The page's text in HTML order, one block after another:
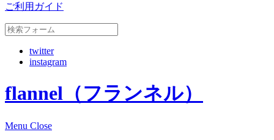
ご利用ガイド
twitter
instagram
flannel（フランネル）
Menu Close